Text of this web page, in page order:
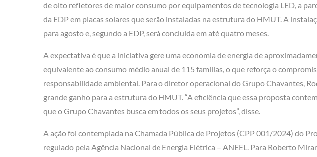
de oito refletores de maior consumo por equipamentos de tecnologia LED, a
da EDP em placas solares que serão instaladas na estrutura do HMUT. A
para agosto e, segundo a EDP, será concluída em até quatro meses.
A expectativa é que a iniciativa gere uma economia de energia de
equivalente ao consumo médio anual de 115 famílias, o que reforça o
responsabilidade ambiental. Para o diretor operacional do Grupo Chavantes,
grande ganho para a estrutura do HMUT. “A eficiência que essa proposta
que o Grupo Chavantes busca em todos os seus projetos”, disse.
A ação foi contemplada na Chamada Pública de Projetos (CPP 001/2024) do
regulado pela Agência Nacional de Energia Elétrica – ANEEL. Para Roberto